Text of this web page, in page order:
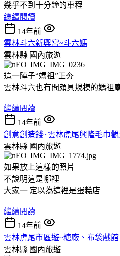
幾乎不到十分鐘的車程
繼續閱讀
14年前
雲林斗六新興宮~斗六媽
雲林縣 國內旅遊
這一陣子“媽祖”正夯
雲林斗六也有間頗具規模的媽祖
繼續閱讀
14年前
創意創造錢~雲林虎尾興隆毛巾
雲林縣 國內旅遊
如果放上這樣的照片
不說明這是哪裡
大家一 定以為這裡是蛋糕店
繼續閱讀
14年前
雲林虎尾市區遊~糖廠、布袋戲
雲林縣 國內旅遊